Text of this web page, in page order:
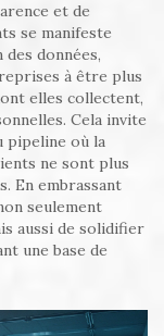
et de
se manifeste
données,
à être plus
elles collectent,
Cela invite
pipeline où la
ne sont plus
En embrassant
seulement
aussi de solidifier
une base de